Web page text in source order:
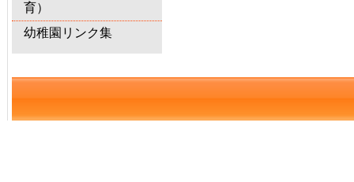
育）
幼稚園リンク集